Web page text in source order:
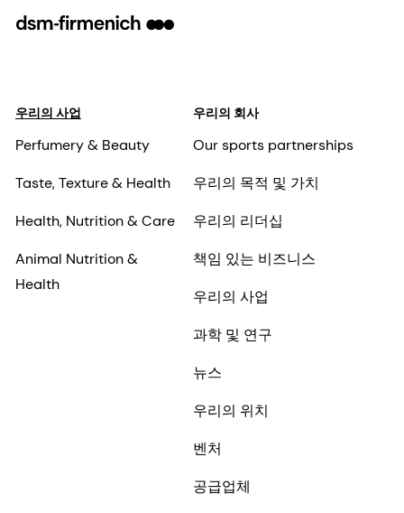
우리의 사업
Perfumery & Beauty
Taste, Texture & Health
Health, Nutrition & Care
Animal Nutrition &
Health
우리의 회사
Our sports partnerships
우리의 목적 및 가치
우리의 리더십
책임 있는 비즈니스
우리의 사업
과학 및 연구
뉴스
우리의 위치
벤처
공급업체